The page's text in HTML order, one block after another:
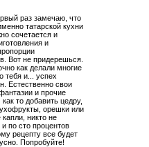
раз замечаю, что
татарской кухни
сочетается и
и
Вот не придерешься.
как делали многие
тебя и... успех
Естественно свои
и прочие
то добавить цедру,
орешки или
никто не
по сто процентов
рецепту все будет
Попробуйте!